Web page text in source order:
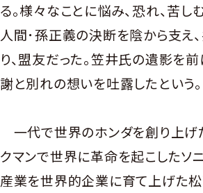
る。様々なことに悩み、恐れ、苦
人間･孫正義の決断を陰から支え
り、盟友だった。笠井氏の遺影を
謝と別れの想いを吐露したという。
一代で世界のホンダを創り上げ
クマンで世界に革命を起こした
産業を世界的企業に育て上げた